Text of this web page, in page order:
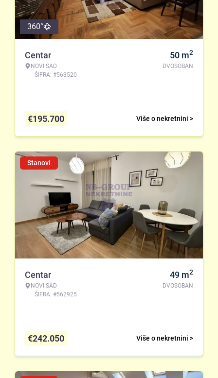
360°
Centar
NOVI SAD
ŠIFRA: #563520
50 m2
DVOSOBAN
Više o nekretnini >
€195.700
Stanovi
Centar
NOVI SAD
ŠIFRA: #562925
49 m2
DVOSOBAN
Više o nekretnini >
€242.050